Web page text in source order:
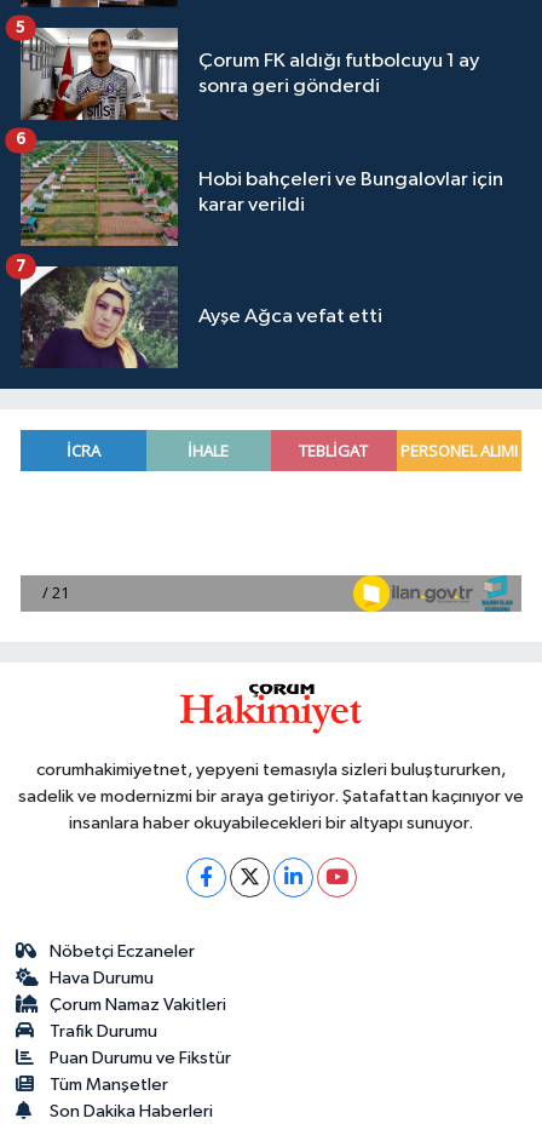
Çorum FK aldığı futbolcuyu 1 ay
sonra geri gönderdi
5
Hobi bahçeleri ve Bungalovlar için
karar verildi
6
Ayşe Ağca vefat etti
7
corumhakimiyetnet, yepyeni temasıyla sizleri buluştururken,
sadelik ve modernizmi bir araya getiriyor. Şatafattan kaçınıyor ve
insanlara haber okuyabilecekleri bir altyapı sunuyor.
Nöbetçi Eczaneler
Hava Durumu
Çorum Namaz Vakitleri
Trafik Durumu
Puan Durumu ve Fikstür
Tüm Manşetler
Son Dakika Haberleri